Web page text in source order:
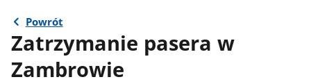
Powrót
Zatrzymanie pasera w
Zambrowie